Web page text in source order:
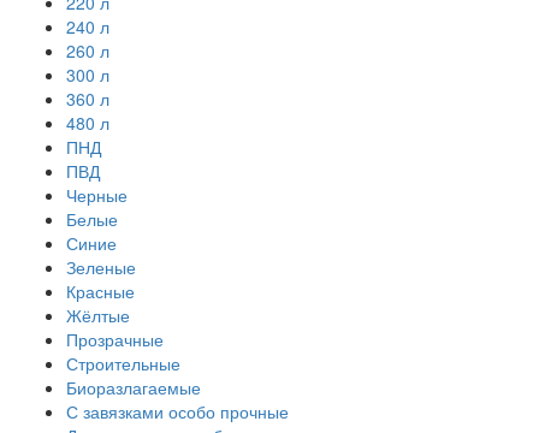
240 л
260 л
300 л
360 л
480 л
ПНД
ПВД
Черные
Белые
Синие
Зеленые
Красные
Жёлтые
Прозрачные
Строительные
Биоразлагаемые
С завязками особо прочные